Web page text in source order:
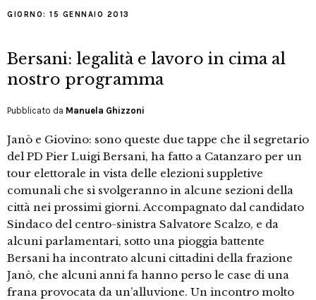
GIORNO: 15 GENNAIO 2013
Bersani: legalità e lavoro in cima al
nostro programma
Pubblicato da Manuela Ghizzoni
Janò e Giovino: sono queste due tappe che il segretario
del PD Pier Luigi Bersani, ha fatto a Catanzaro per un
tour elettorale in vista delle elezioni suppletive
comunali che si svolgeranno in alcune sezioni della
città nei prossimi giorni. Accompagnato dal candidato
Sindaco del centro-sinistra Salvatore Scalzo, e da
alcuni parlamentari, sotto una pioggia battente
Bersani ha incontrato alcuni cittadini della frazione
Janò, che alcuni anni fa hanno perso le case di una
frana provocata da un’alluvione. Un incontro molto